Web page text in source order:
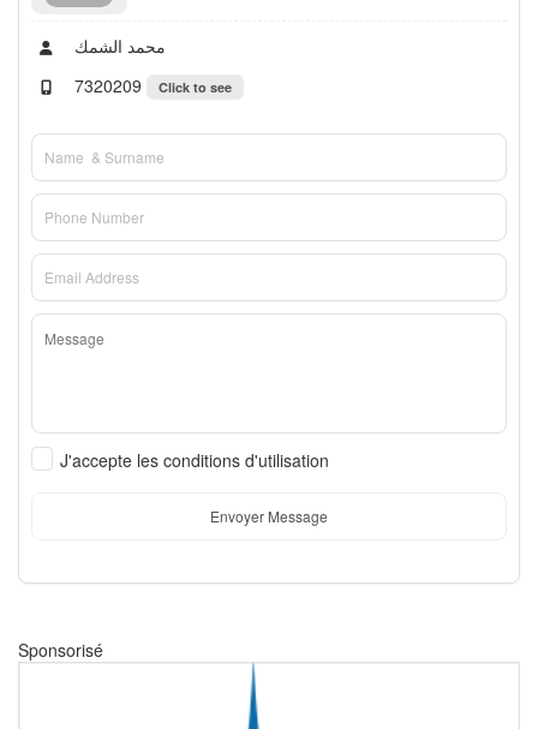
محمد الشمك
7320209
Click to see
J'accepte les conditions d'utilisation
Envoyer Message
Sponsorisé